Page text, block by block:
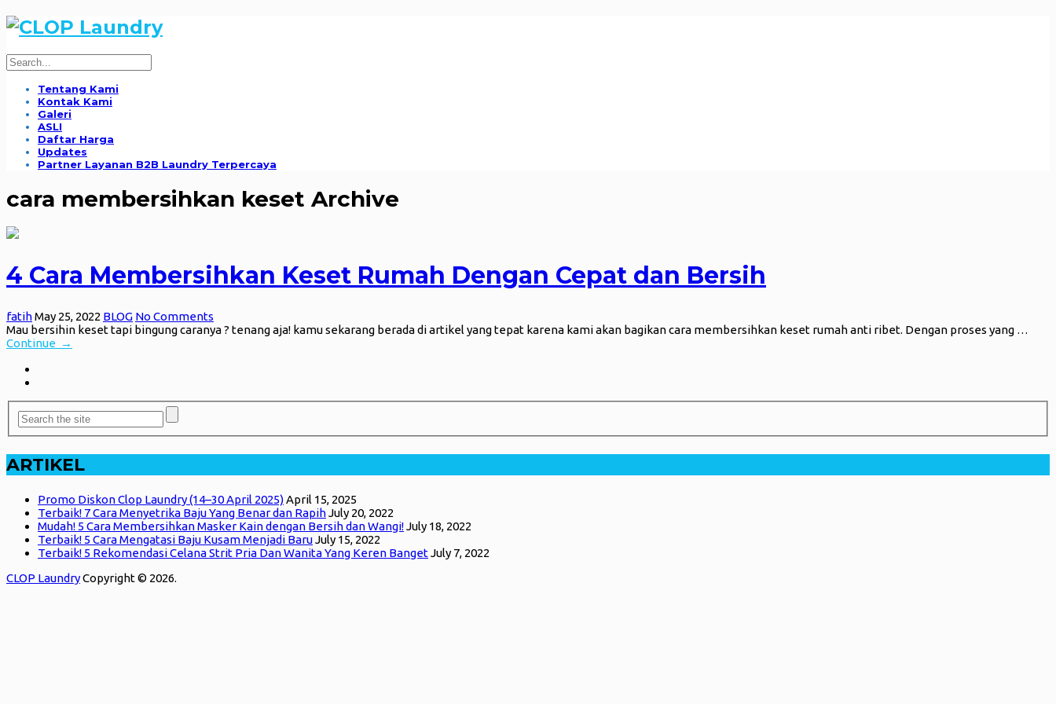
Tentang Kami
Kontak Kami
Galeri
ASLI
Daftar Harga
Updates
Partner Layanan B2B Laundry Terpercaya
cara membersihkan keset Archive
4 Cara Membersihkan Keset Rumah Dengan Cepat dan Bersih
fatihMay 25, 2022 BLOG No Comments
Mau bersihin keset tapi bingung caranya ? tenang aja! kamu sekarang berada di artikel yang tepat karena kami akan bagikan cara membersihkan keset rumah anti ribet. Dengan proses yang …
Continue →
ARTIKEL
Promo Diskon Clop Laundry (14–30 April 2025)April 15, 2025
Terbaik! 7 Cara Menyetrika Baju Yang Benar dan RapihJuly 20, 2022
Mudah! 5 Cara Membersihkan Masker Kain dengan Bersih dan Wangi!July 18, 2022
Terbaik! 5 Cara Mengatasi Baju Kusam Menjadi BaruJuly 15, 2022
Terbaik! 5 Rekomendasi Celana Strit Pria Dan Wanita Yang Keren BangetJuly 7, 2022
CLOP LaundryCopyright © 2026.